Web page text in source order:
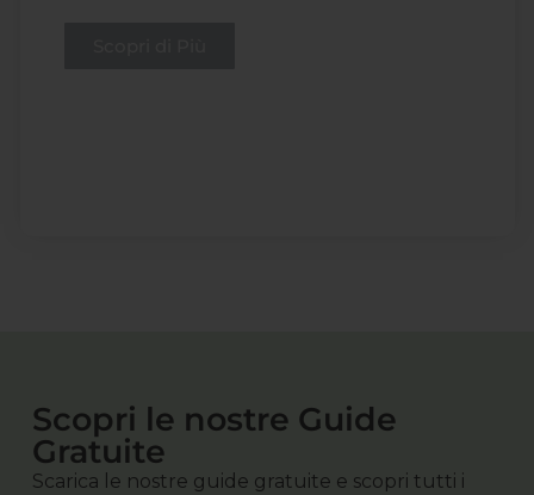
Scopri le nostre Guide
Gratuite
Scarica le nostre guide gratuite e scopri tutti i